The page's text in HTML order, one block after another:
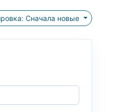
Сортировка: Сначала новые